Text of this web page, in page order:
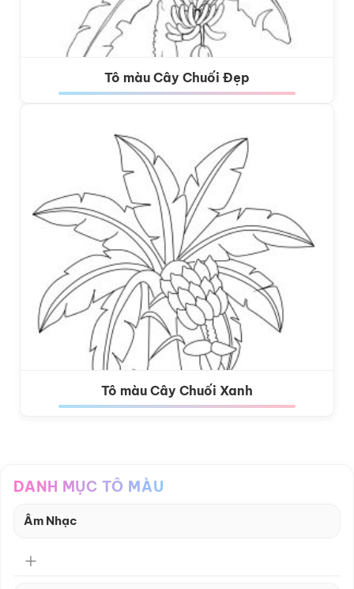
Tô màu Cây Chuối Đẹp
Tô màu Cây Chuối Xanh
DANH MỤC TÔ MÀU
Âm Nhạc